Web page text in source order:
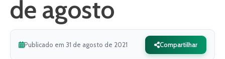
de agosto
Publicado em 31 de agosto de 2021 Compartilhar